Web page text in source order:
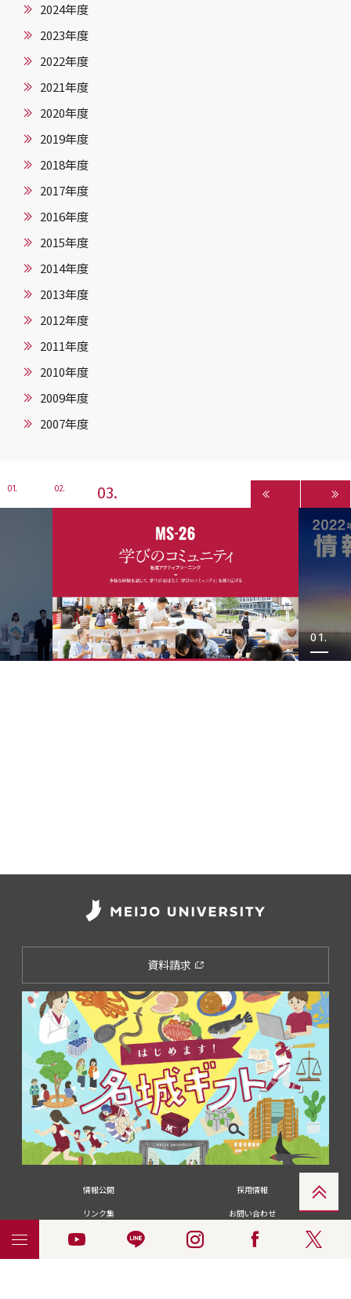
2024年度
2023年度
2022年度
2021年度
2020年度
2019年度
2018年度
2017年度
2016年度
2015年度
2014年度
2013年度
2012年度
2011年度
2010年度
2009年度
2007年度
1 2 3
資料請求
情報公開
採用情報
リンク集
お問い合わせ
メディアの皆さま
卒業生の皆さま